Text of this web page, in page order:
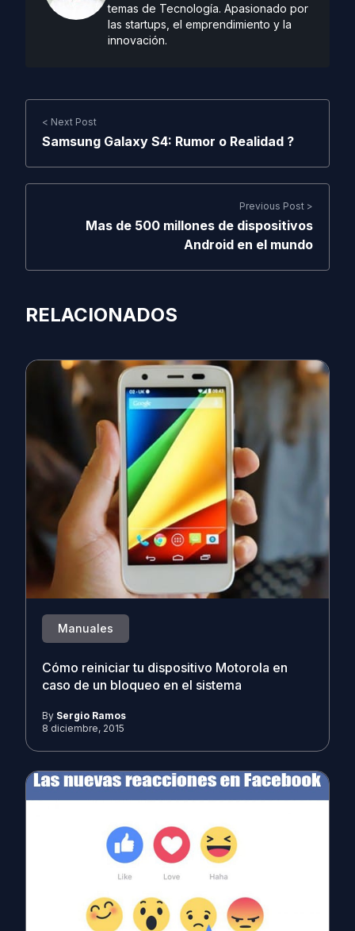
temas de Tecnología. Apasionado por
las startups, el emprendimiento y la
innovación.
< Next Post
Samsung Galaxy S4: Rumor o Realidad ?
Previous Post >
Mas de 500 millones de dispositivos
Android en el mundo
RELACIONADOS
Manuales
Cómo reiniciar tu dispositivo Motorola en
caso de un bloqueo en el sistema
By Sergio Ramos
8 diciembre, 2015